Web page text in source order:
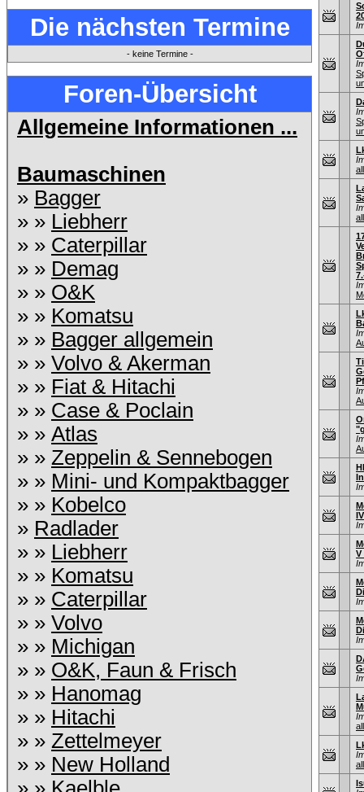
Die nächsten Termine
- keine Termine -
Foren-Übersicht
Allgemeine Informationen ...
Baumaschinen
» Bagger
» » Liebherr
» » Caterpillar
» » Demag
» » O&K
» » Komatsu
» » Bagger allgemein
» » Volvo & Akerman
» » Fiat & Hitachi
» » Case & Poclain
» » Atlas
» » Zeppelin & Sennebogen
» » Mini- und Kompaktbagger
» » Kobelco
» Radlader
» » Liebherr
» » Komatsu
» » Caterpillar
» » Volvo
» » Michigan
» » O&K, Faun & Frisch
» » Hanomag
» » Hitachi
» » Zettelmeyer
» » New Holland
V